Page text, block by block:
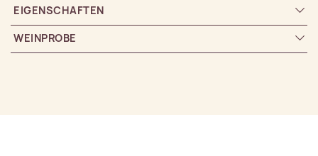
EIGENSCHAFTEN
WEINPROBE